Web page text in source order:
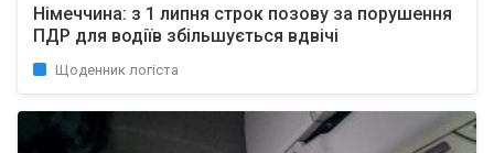
Німеччина: з 1 липня строк позову за порушення
ПДР для водіїв збільшується вдвічі
Щоденник логіста